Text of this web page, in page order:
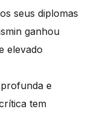
seus diplomas
ganhou
elevado
e
tem